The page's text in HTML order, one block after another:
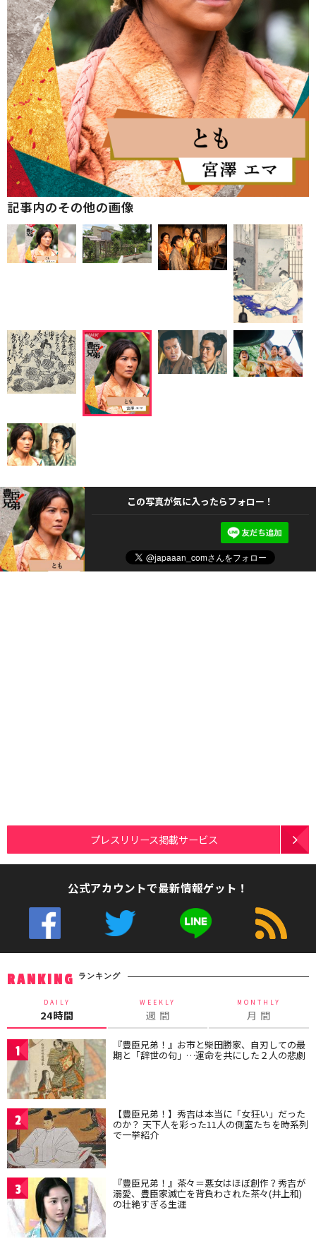
記事内のその他の画像
この写真が気に入ったらフォロー！
プレスリリース掲載サービス
公式アカウントで最新情報ゲット！
RANKING ランキング
DAILY
24時間
WEEKLY
週 間
MONTHLY
月 間
1 『豊臣兄弟！』お市と柴田勝家、自刃しての最
期と「辞世の句」…運命を共にした２人の悲劇
2 【豊臣兄弟！】秀吉は本当に「女狂い」だった
のか？ 天下人を彩った11人の側室たちを時系列
で一挙紹介
3 『豊臣兄弟！』茶々＝悪女はほぼ創作？秀吉が
溺愛、豊臣家滅亡を背負わされた茶々(井上和)
の壮絶すぎる生涯